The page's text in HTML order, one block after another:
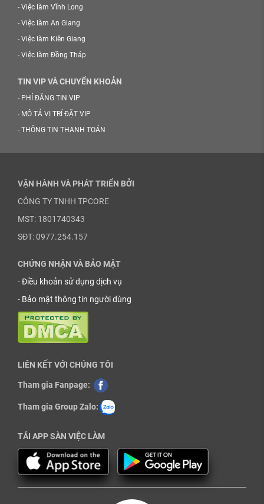
- Việc làm Vĩnh Long
- Việc làm An Giang
- Việc làm Kiên Giang
- Việc làm Đồng Tháp
TIN VIP VÀ CHUYỂN KHOẢN
- PHÍ ĐĂNG TIN VIP
- MÔ TẢ VỊ TRÍ ĐẶT VIP
- THÔNG TIN THANH TOÁN
VẬN HÀNH VÀ PHÁT TRIỂN BỞI
CÔNG TY TNHH TPCORE
MST: 1801740343
SĐT: 0977.254.157
CHỨNG NHẬN VÀ BẢO MẬT
-Điều khoản sử dụng dịch vụ
- Bảo mật thông tin người dùng
LIÊN KẾT VỚI CHÚNG TÔI
Tham gia Fanpage:
Tham gia Group Zalo:
TẢI APP SÀN VIỆC LÀM